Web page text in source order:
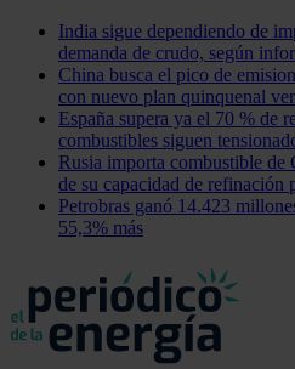
India sigue dependiendo de
demanda de crudo, según
China busca el pico de
con nuevo plan quinquenal
España supera ya el 70 % de
combustibles siguen
Rusia importa combustible de
de su capacidad de refinación
Petrobras ganó 14.423
55,3% más